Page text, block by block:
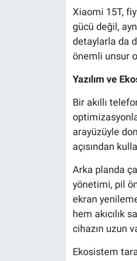
Xiaomi 15T,
gücü değil,
detaylarla da
önemli unsur
Yazılım ve
Bir akıllı
arayüzüyle
açısından
Arka planda
yönetimi, pil
ekran
hem akıcılık
cihazın uzun
Ekosistem